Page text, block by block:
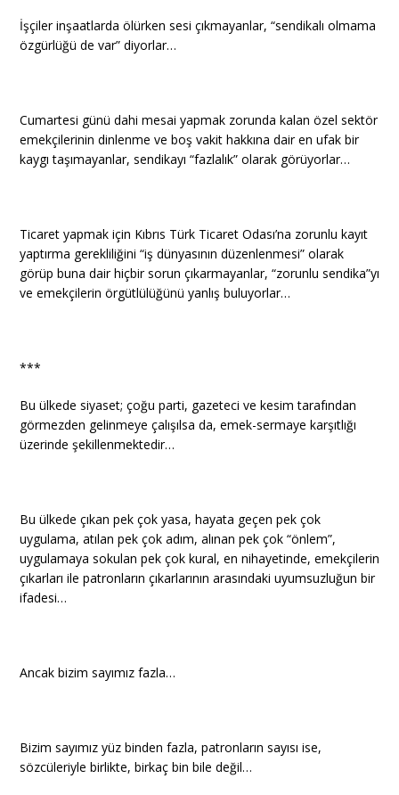
İşçiler inşaatlarda ölürken sesi çıkmayanlar, “sendikalı olmama
özgürlüğü de var” diyorlar…
Cumartesi günü dahi mesai yapmak zorunda kalan özel sektör
emekçilerinin dinlenme ve boş vakit hakkına dair en ufak bir
kaygı taşımayanlar, sendikayı “fazlalık” olarak görüyorlar…
Ticaret yapmak için Kıbrıs Türk Ticaret Odası’na zorunlu kayıt
yaptırma gerekliliğini “iş dünyasının düzenlenmesi” olarak
görüp buna dair hiçbir sorun çıkarmayanlar, “zorunlu sendika”yı
ve emekçilerin örgütlülüğünü yanlış buluyorlar…
***
Bu ülkede siyaset; çoğu parti, gazeteci ve kesim tarafından
görmezden gelinmeye çalışılsa da, emek-sermaye karşıtlığı
üzerinde şekillenmektedir…
Bu ülkede çıkan pek çok yasa, hayata geçen pek çok
uygulama, atılan pek çok adım, alınan pek çok “önlem”,
uygulamaya sokulan pek çok kural, en nihayetinde, emekçilerin
çıkarları ile patronların çıkarlarının arasındaki uyumsuzluğun bir
ifadesi…
Ancak bizim sayımız fazla…
Bizim sayımız yüz binden fazla, patronların sayısı ise,
sözcüleriyle birlikte, birkaç bin bile değil…